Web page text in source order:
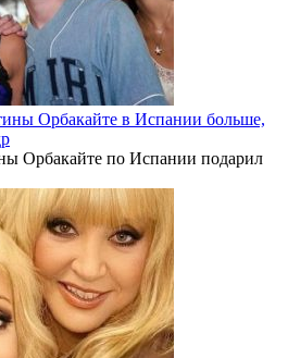
Орбакайте в Испании больше,
Орбакайте по Испании подарил